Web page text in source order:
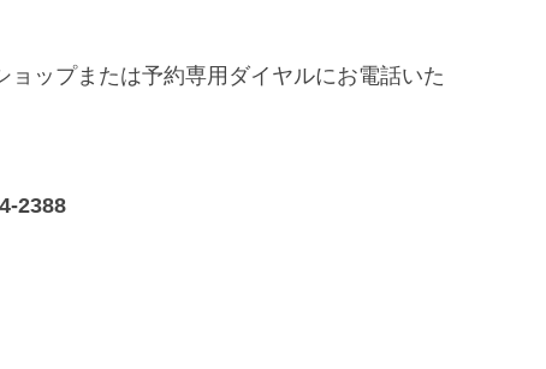
ップまたは予約専用ダイヤルにお電話いた
2388